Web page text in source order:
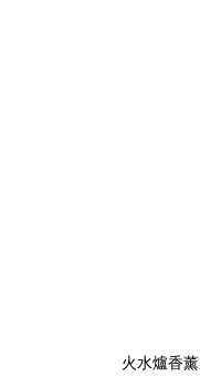
火水爐香